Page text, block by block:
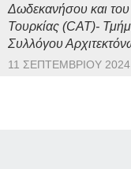
Δωδεκανήσου και του
Τουρκίας (CAT)-
Συλλόγου
11 ΣΕΠΤΕΜΒΡΊΟΥ 2024